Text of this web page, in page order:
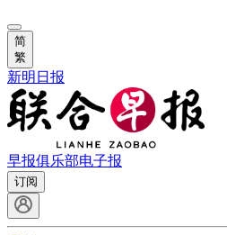
简
繁
新明日报
早报俱乐部电子报
订阅